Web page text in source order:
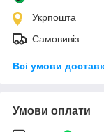
Укрпошта
Самовивіз
Всі умови
Умови оплати